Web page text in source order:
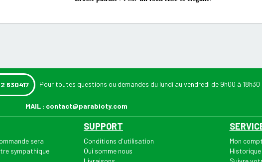
630417 Pour toutes questions ou demandes du lundi au vendredi de 9h00 à 18h30
MAIL : contact@parabioty.com
sera
sympathique
SUPPORT
Conditions d'utilisation
Qui somme nous
Mon